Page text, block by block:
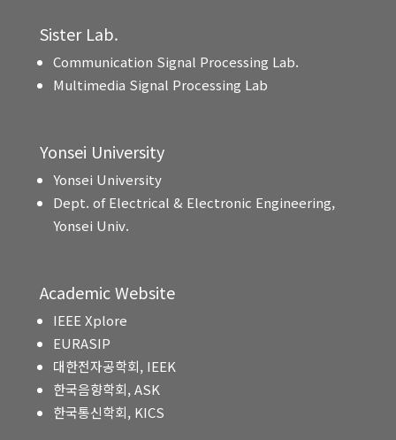
Sister Lab.
Communication Signal Processing Lab.
Multimedia Signal Processing Lab
Yonsei University
Yonsei University
Dept. of Electrical & Electronic Engineering,
Yonsei Univ.
Academic Website
IEEE Xplore
EURASIP
대한전자공학회, IEEK
한국음향학회, ASK
한국통신학회, KICS